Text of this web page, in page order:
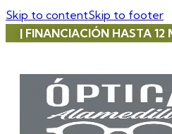
Skip to contentSkip to footer
| FINANCIACIÓN HASTA 12